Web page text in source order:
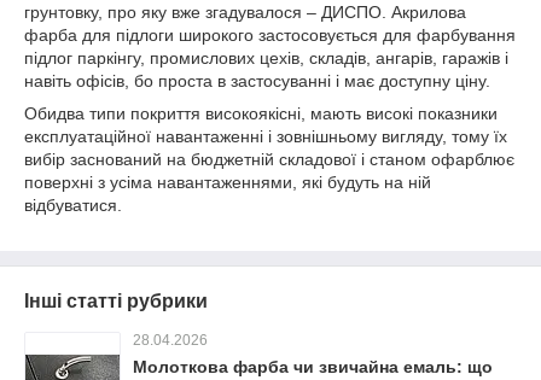
грунтовку, про яку вже згадувалося – ДИСПО. Акрилова
фарба для підлоги широкого застосовується для фарбування
підлог паркінгу, промислових цехів, складів, ангарів, гаражів і
навіть офісів, бо проста в застосуванні і має доступну ціну.
Обидва типи покриття високоякісні, мають високі показники
експлуатаційної навантаженні і зовнішньому вигляду, тому їх
вибір заснований на бюджетній складової і станом офарблює
поверхні з усіма навантаженнями, які будуть на ній
відбуватися.
Інші статті рубрики
28.04.2026
Молоткова фарба чи звичайна емаль: що